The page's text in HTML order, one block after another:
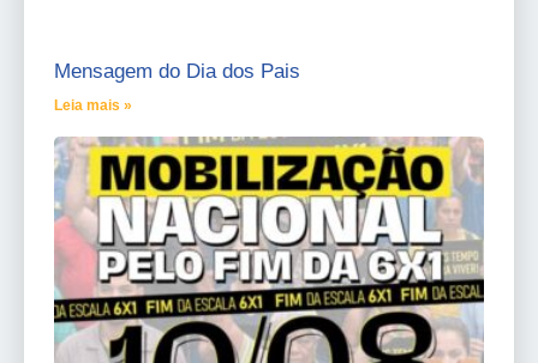
Mensagem do Dia dos Pais
Leia mais »